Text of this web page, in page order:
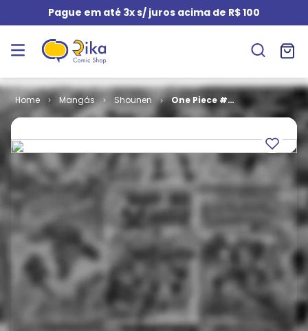
Pague em até 3x s/ juros acima de R$ 100
Mangás Shounen
One Piece #